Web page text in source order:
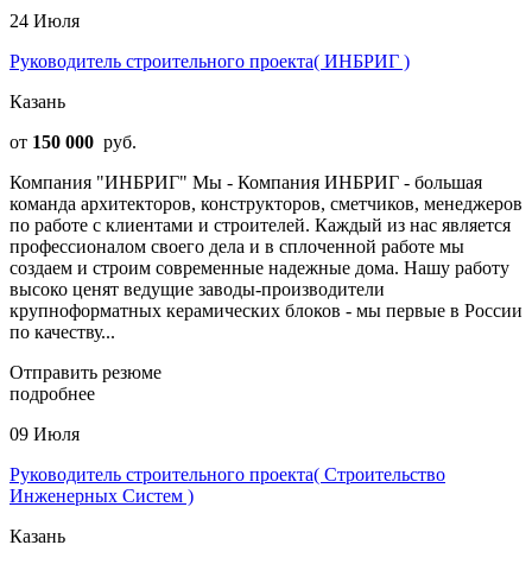
24 Июля
Руководитель строительного проекта( ИНБРИГ )
Казань
от 150 000 руб.
Компания "ИНБРИГ" Мы - Компания ИНБРИГ - большая
команда архитекторов, конструкторов, сметчиков, менеджеров
по работе с клиентами и строителей. Каждый из нас является
профессионалом своего дела и в сплоченной работе мы
создаем и строим современные надежные дома. Нашу работу
высоко ценят ведущие заводы-производители
крупноформатных керамических блоков - мы первые в России
по качеству...
Отправить резюме
подробнее
09 Июля
Руководитель строительного проекта( Строительство
Инженерных Систем )
Казань